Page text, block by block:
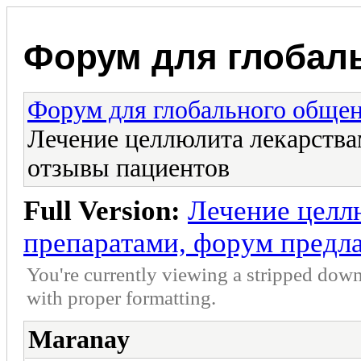
Форум для
Форум для глобального
Лечение целлюлита
отзывы пациентов
Full Version: Лечение
препаратами, форум
You're currently viewing a stripped
with proper formatting.
Maranay